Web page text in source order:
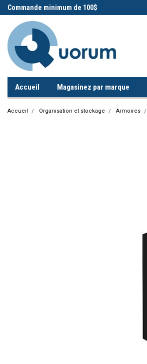
Commande minimum de 100$
Accueil Magasinez par marque
Accueil Organisation et stockage Armoires